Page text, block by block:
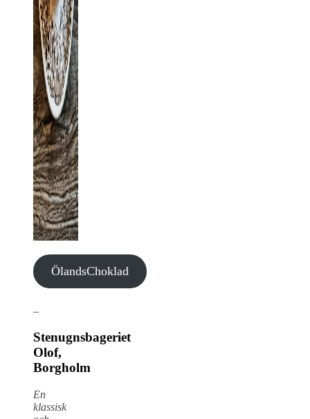
ÖlandsChoklad
–
Stenugnsbageriet
Olof,
Borgholm
En
klassisk